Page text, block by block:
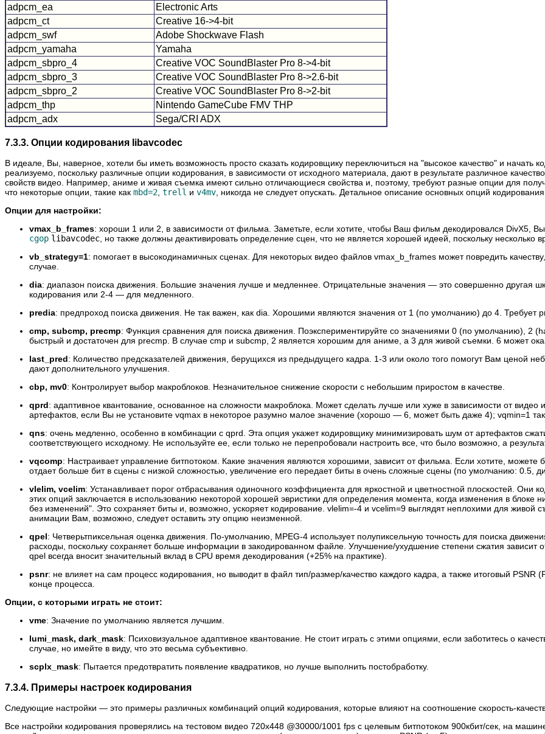
adpcm_ea
Electronic Arts
adpcm_ct
Creative 16->4-bit
adpcm_swf
Adobe Shockwave Flash
adpcm_yamaha
Yamaha
adpcm_sbpro_4
Creative VOC SoundBlaster Pro 8->4-bit
adpcm_sbpro_3
Creative VOC SoundBlaster Pro 8->2.6-bit
adpcm_sbpro_2
Creative VOC SoundBlaster Pro 8->2-bit
adpcm_thp
Nintendo GameCube FMV THP
adpcm_adx
Sega/CRI ADX
7.3.3. Опции кодирования libavcodec
В идеале, Вы, наверное, хотели бы иметь возможность просто сказать кодировщику переключиться на "высокое качество" и
реализуемо, поскольку различные опции кодирования, в зависимости от исходного материала, дают в результате различное
свойств видео. Например, аниме и живая съемка имеют сильно отличающиеся свойства и, поэтому, требуют разные опции для
что некоторые опции, такие как mbd=2, trell и v4mv, никогда не следует опускать. Детальное описание основных опций
Опции для настройки:
vmax_b_frames: хороши 1 или 2, в зависимости от фильма. Заметьте, если хотите, чтобы Ваш фильм декодировался DivX5,
cgop libavcodec, но также должны деактивировать определение сцен, что не является хорошей идеей, поскольку несколько
vb_strategy=1: помогает в высокодинамичных сценах. Для некоторых видео файлов vmax_b_frames может повредить
случае.
dia: диапазон поиска движения. Большие значения лучше и медленнее. Отрицательные значения — это совершенно другая
кодирования или 2-4 — для медленного.
predia: предпроход поиска движения. Не так важен, как dia. Хорошими являются значения от 1 (по умолчанию) до 4. Требует
cmp, subcmp, precmp: Функция сравнения для поиска движения. Поэкспериментируйте со значениями 0 (по умолчанию),
быстрый и достаточен для precmp. В случае cmp и subcmp, 2 является хорошим для аниме, а 3 для живой съемки. 6 может
last_pred: Количество предсказателей движения, берущихся из предыдущего кадра. 1-3 или около того помогут Вам ценой
дают дополнительного улучшения.
cbp, mv0: Контролирует выбор макроблоков. Незначительное снижение скорости с небольшим приростом в качестве.
qprd: адаптивное квантование, основанное на сложности макроблока. Может сделать лучше или хуже в зависимости от
артефактов, если Вы не установите vqmax в некоторое разумно малое значение (хорошо — 6, может быть даже 4); vqmin=1
qns: очень медленно, особенно в комбинации с qprd. Эта опция укажет кодировщику минимизировать шум от артефактов
соответствующего исходному. Не используйте ее, если только не перепробовали настроить все, что было возможно, а
vqcomp: Настраивает управление битпотоком. Какие значения являются хорошими, зависит от фильма. Если хотите,
отдает больше бит в сцены с низкой сложностью, увеличение его передает биты в очень сложные сцены (по умолчанию: 0.5,
vlelim, vcelim: Устанавливает порог отбрасывания одиночного коэффициента для яркостной и цветностной плоскостей. Они
этих опций заключается в использованию некоторой хорошей эвристики для определения момента, когда изменения в блоке
без изменений". Это сохраняет биты и, возможно, ускоряет кодирование. vlelim=-4 и vcelim=9 выглядят неплохими для живой
анимации Вам, возможно, следует оставить эту опцию неизменной.
qpel: Четверьтпиксельная оценка движения. По-умолчанию, MPEG-4 использует полупиксельную точность для поиска
расходы, поскольку сохраняет больше информации в закодированном файле. Улучшение/ухудшение степени сжатия
qpel всегда вносит значительный вклад в CPU время декодирования (+25% на практике).
psnr: не влияет на сам процесс кодирования, но выводит в файл тип/размер/качество каждого кадра, а также итоговый
конце процесса.
Опции, с которыми играть не стоит:
vme: Значение по умолчанию является лучшим.
lumi_mask, dark_mask: Психовизуальное адаптивное квантование. Не стоит играть с этими опциями, если заботитесь о
случае, но имейте в виду, что это весьма субъективно.
scplx_mask: Пытается предотвратить появление квадратиков, но лучше выполнить постобработку.
7.3.4. Примеры настроек кодирования
Следующие настройки — это примеры различных комбинаций опций кодирования, которые влияют на соотношение скорость-
Все настройки кодирования проверялись на тестовом видео 720x448 @30000/1001 fps с целевым битпотоком 900кбит/сек, на